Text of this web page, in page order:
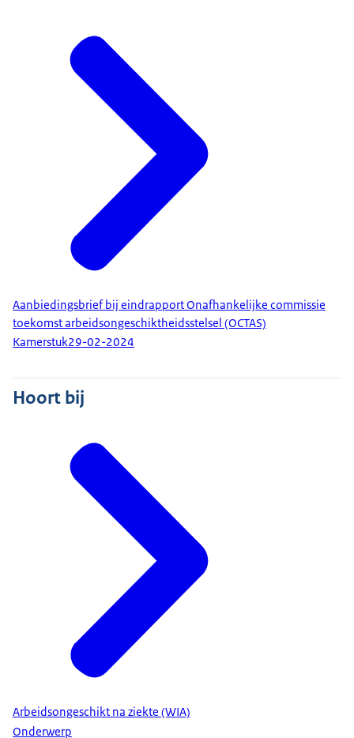
Aanbiedingsbrief bij eindrapport Onafhankelijke commissie
toekomst arbeidsongeschiktheidsstelsel (OCTAS)
Kamerstuk29-02-2024
Hoort bij
Arbeidsongeschikt na ziekte (WIA)
Onderwerp